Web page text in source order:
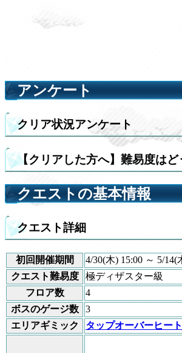
アンケート
クリア状況アンケート
【クリアした方へ】難易度はど
クエストの基本情報
クエスト詳細
初回開催期間
4/30(木) 15:00 ～ 5/14(
クエスト難易度
極ディザスター級
フロア数
4
ボスのゲージ数
3
エリアギミック
タップオーバーヒート